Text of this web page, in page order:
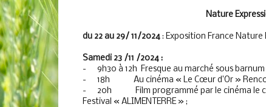
Nature
du 22 au 29/ 11/2024 : Exposition France Nature
Samedi 23 /11 /2024 :
-
9h30 à 12h Fresque au marché sous barnum
-
18h Au cinéma « Le Cœur d’Or »
-
20h Film programmé par le cinéma le
Festival « ALIMENTERRE » ;